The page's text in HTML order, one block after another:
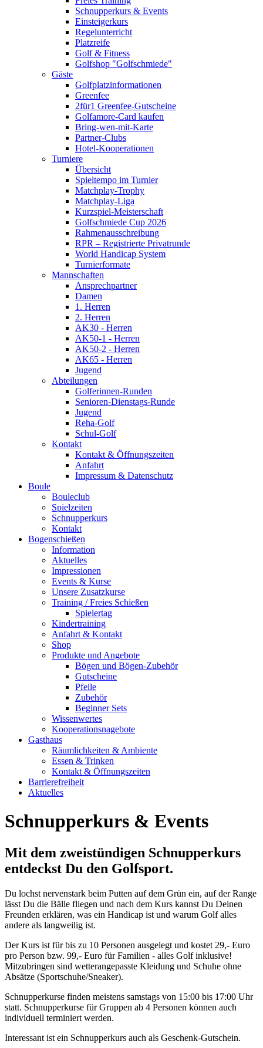
Schnupperkurs & Events
Einsteigerkurs
Regelunterricht
Platzreife
Golf & Fitness
Golfshop "Golfschmiede"
Gäste
Golfplatzinformationen
Greenfee
2für1 Greenfee-Gutscheine
Golfamore-Card kaufen
Bring-wen-mit-Karte
Partner-Clubs
Hotel-Kooperationen
Turniere
Übersicht
Spieltempo im Turnier
Matchplay-Trophy
Matchplay-Liga
Kurzspiel-Meisterschaft
Golfschmiede Cup 2026
Rahmenausschreibung
RPR – Registrierte Privatrunde
World Handicap System
Turnierformate
Mannschaften
Ansprechpartner
Damen
1. Herren
2. Herren
AK30 - Herren
AK50-1 - Herren
AK50-2 - Herren
AK65 - Herren
Jugend
Abteilungen
Golferinnen-Runden
Senioren-Dienstags-Runde
Jugend
Reha-Golf
Schul-Golf
Kontakt
Kontakt & Öffnungszeiten
Anfahrt
Impressum & Datenschutz
Boule
Bouleclub
Spielzeiten
Schnupperkurs
Kontakt
Bogenschießen
Information
Aktuelles
Impressionen
Events & Kurse
Unsere Zusatzkurse
Training / Freies Schießen
Spielertag
Kindertraining
Anfahrt & Kontakt
Shop
Produkte und Angebote
Bögen und Bögen-Zubehör
Gutscheine
Pfeile
Zubehör
Beginner Sets
Wissenwertes
Kooperationsnagebote
Gasthaus
Räumlichkeiten & Ambiente
Essen & Trinken
Kontakt & Öffnungszeiten
Barrierefreiheit
Aktuelles
Schnupperkurs & Events
Mit dem zweistündigen Schnupperkurs
entdeckst Du den Golfsport.
Du lochst nervenstark beim Putten auf dem Grün ein, auf der Range
lässt Du die Bälle fliegen und nach dem Kurs kannst Du Deinen
Freunden erklären, was ein Handicap ist und warum Golf alles
andere als langweilig ist.
Der Kurs ist für bis zu 10 Personen ausgelegt und kostet 29,- Euro
pro Person bzw. 99,- Euro für Familien - alles Golf inklusive!
Mitzubringen sind wetterangepasste Kleidung und Schuhe ohne
Absätze (Sportschuhe/Sneaker).
Schnupperkurse finden meistens samstags von 15:00 bis 17:00 Uhr
statt. Schnupperkurse für Gruppen ab 4 Personen können auch
individuell terminiert werden.
Interessant ist ein Schnupperkurs auch als Geschenk-Gutschein.